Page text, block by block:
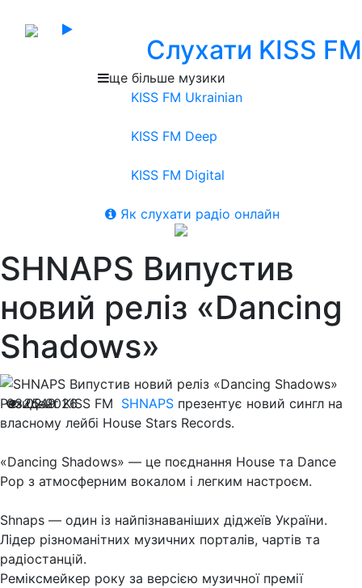
Слухати KISS FM
ще більше музики
KISS FM Ukrainian
KISS FM Deep
KISS FM Digital
Як слухати радіо онлайн
SHNAPS Випустив
новий реліз «Dancing
Shadows»
03.02.2026
2549
Резидент KISS FM SHNAPS презентує новий сингл на
власному лейбi House Stars Records.
«Dancing Shadows» — це поєднання House та Dance
Pop з атмосферним вокалом і легким настроєм.
Shnaps — один із найпізнаваніших діджеїв України.
Лідер різноманітних музичних порталів, чартів та
радioстанцiй.
Реміксмейкер року за версією музичної премії